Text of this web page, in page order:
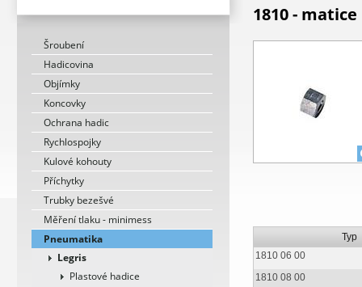
Šroubení
Hadicovina
Objímky
Koncovky
Ochrana hadic
Rychlospojky
Kulové kohouty
Příchytky
Trubky bezešvé
Měření tlaku - minimess
Pneumatika
Legris
Plastové hadice
1810 -
Typ
1810 06 00
1810 08 00